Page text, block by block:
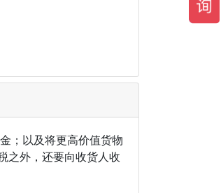
；以及将更高价值货物
之外，还要向收货人收